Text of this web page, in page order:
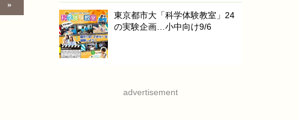
東京都市大「科学体験教室」24
の実験企画…小中向け9/6
advertisement